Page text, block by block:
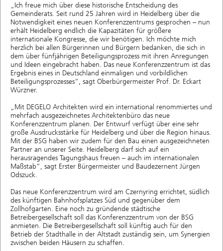
„Ich freue mich über diese historische Entscheidung des
Gemeinderats. Seit rund 25 Jahren wird in Heidelberg über die
Notwendigkeit eines neuen Konferenzzentrums gesprochen – nun
erhält Heidelberg endlich die Kapazitäten für größere
internationale Kongresse, die wir benötigen. Ich möchte mich
herzlich bei allen Bürgerinnen und Bürgern bedanken, die sich in
dem über fünfjährigen Beteiligungsprozess mit ihren Anregungen
und Ideen eingebracht haben. Das neue Konferenzzentrum ist das
Ergebnis eines in Deutschland einmaligen und vorbildlichen
Beteiligungsprozesses“, sagt Oberbürgermeister Prof. Dr. Eckart
Würzner.
„Mit DEGELO Architekten wird ein international renommiertes und
mehrfach ausgezeichnetes Architektenbüro das neue
Konferenzzentrum planen. Der Entwurf verfügt über eine sehr
große Ausdrucksstärke für Heidelberg und über die Region hinaus.
Mit der BSG haben wir zudem für den Bau einen ausgezeichneten
Partner an unserer Seite. Heidelberg darf sich auf ein
herausragendes Tagungshaus freuen – auch im internationalen
Maßstab“, sagt Erster Bürgermeister und Baudezernent Jürgen
Odszuck.
Das neue Konferenzzentrum wird am Czernyring errichtet, südlich
des künftigen Bahnhofsplatzes Süd und gegenüber dem
Zollhofgarten. Eine noch zu gründende städtische
Betreibergesellschaft soll das Konferenzzentrum von der BSG
anmieten. Die Betreibergesellschaft soll künftig auch für den
Betrieb der Stadthalle in der Altstadt zuständig sein, um Synergien
zwischen beiden Häusern zu schaffen.